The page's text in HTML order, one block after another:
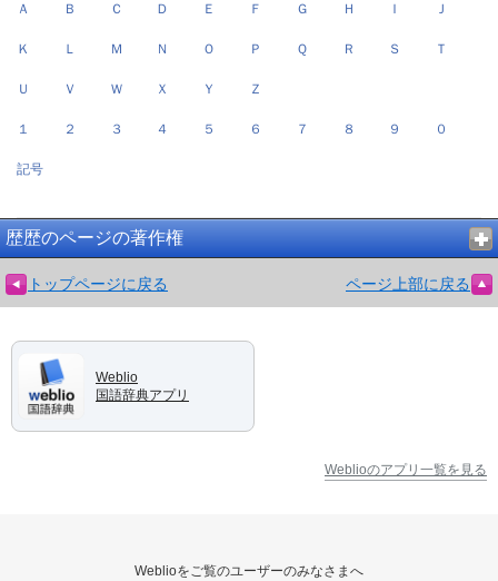
Ａ Ｂ Ｃ Ｄ Ｅ Ｆ Ｇ Ｈ Ｉ Ｊ
Ｋ Ｌ Ｍ Ｎ Ｏ Ｐ Ｑ Ｒ Ｓ Ｔ
Ｕ Ｖ Ｗ Ｘ Ｙ Ｚ
１ ２ ３ ４ ５ ６ ７ ８ ９ ０
記号
歴歴のページの著作権
トップページに戻る ページ上部に戻る
Weblio
国語辞典アプリ
Weblioのアプリ一覧を見る
Weblioをご覧のユーザーのみなさまへ